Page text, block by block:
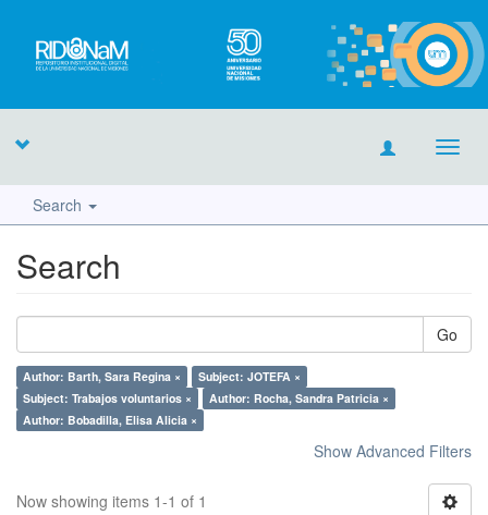
Search
Search
Go
Author: Barth, Sara Regina ×
Subject: JOTEFA ×
Subject: Trabajos voluntarios ×
Author: Rocha, Sandra Patricia ×
Author: Bobadilla, Elisa Alicia ×
Show Advanced Filters
Now showing items 1-1 of 1